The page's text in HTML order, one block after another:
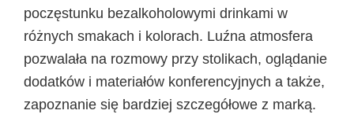
poczęstunku bezalkoholowymi drinkami w
różnych smakach i kolorach. Luźna atmosfera
pozwalała na rozmowy przy stolikach, oglądanie
dodatków i materiałów konferencyjnych a także,
zapoznanie się bardziej szczegółowe z marką.